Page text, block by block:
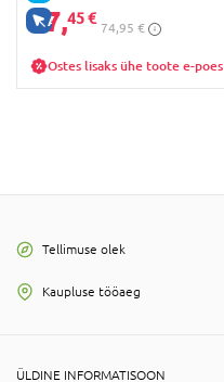
AINULT VEEBIS
67,45 €
74,95 €
Ostes lisaks ühe toote e-poes
Tellimuse olek
Kaupluse tööaeg
ÜLDINE INFORMATISOON